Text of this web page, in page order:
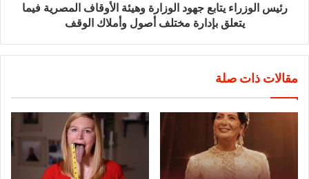
رئيس الوزراء يتابع جهود الوزارة وهيئة الأوقاف المصرية فيما
يتعلق بإدارة مختلف أصول وأملاك الوقف
مقالات ذات صلة